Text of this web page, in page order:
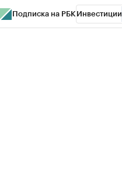
Подписка на РБК Инвестиции